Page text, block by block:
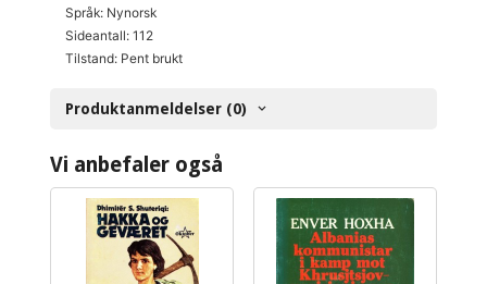
Språk: Nynorsk
Sideantall: 112
Tilstand: Pent brukt
Produktanmeldelser (0)
Vi anbefaler også